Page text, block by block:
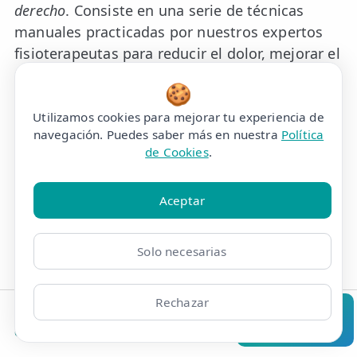
Clínicas
derecho. Consiste en una serie de técnicas
manuales practicadas por nuestros expertos
fisioterapeutas para reducir el dolor, mejorar el
movimiento y prevenir futuras lesiones.
La punción seca
muy efectiva para tratar el dolor en el hombro
derecho. Se basa en la inserción de agujas
finas en puntos específicos del músculo
afectado con el fin de aliviar el dolor y reducir
la tensión muscular.
La osteopatía
🍪
Utilizamos cookies para mejorar tu experiencia de
navegación. Puedes saber más en nuestra Política
de Cookies.
Aceptar
Solo necesarias
Rechazar